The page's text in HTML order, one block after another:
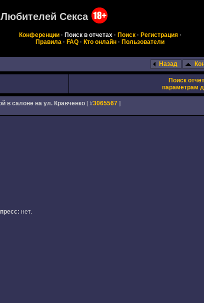
Секса
Конференции· Поиск в отчетах· Поиск· Регистрация·
Правила · FAQ · Кто онлайн · Пользователи
Назад
Поиск
параметрам
в салоне на ул. Кравченко [ #3065567]
нет.